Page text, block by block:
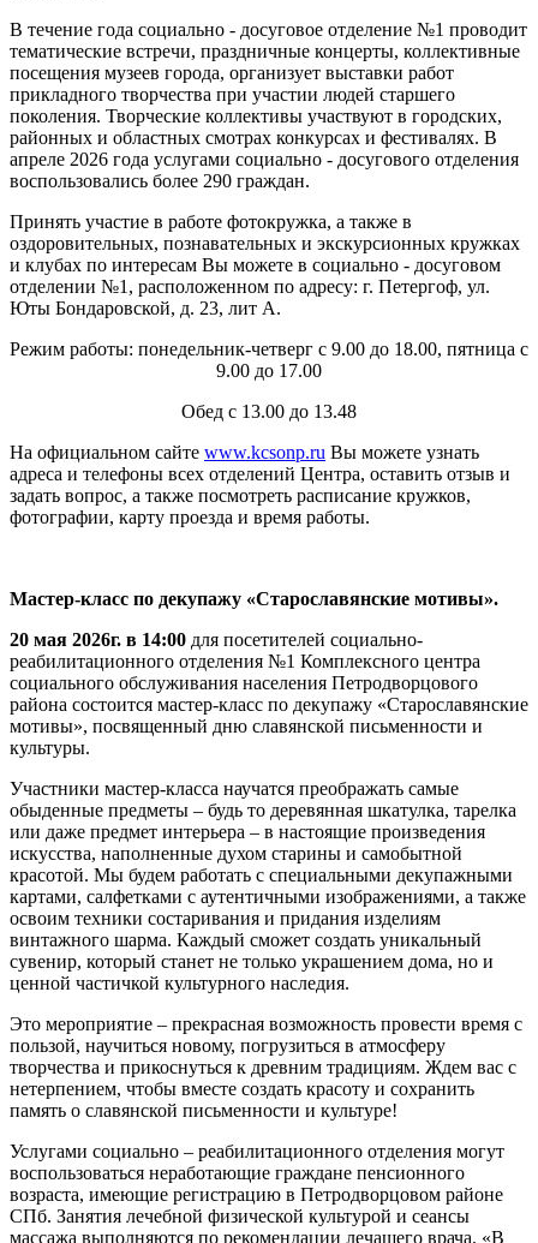
В течение года социально - досуговое отделение №1 проводит
тематические встречи, праздничные концерты, коллективные
посещения музеев города, организует выставки работ
прикладного творчества при участии людей старшего
поколения. Творческие коллективы участвуют в городских,
районных и областных смотрах конкурсах и фестивалях. В
апреле 2026 года услугами социально - досугового отделения
воспользовались более 290 граждан.
Принять участие в работе фотокружка, а также в
оздоровительных, познавательных и экскурсионных кружках
и клубах по интересам Вы можете в социально - досуговом
отделении №1, расположенном по адресу: г. Петергоф, ул.
Юты Бондаровской, д. 23, лит А.
Режим работы: понедельник-четверг с 9.00 до 18.00, пятница с
9.00 до 17.00
Обед с 13.00 до 13.48
На официальном сайте www.kcsonp.ru Вы можете узнать
адреса и телефоны всех отделений Центра, оставить отзыв и
задать вопрос, а также посмотреть расписание кружков,
фотографии, карту проезда и время работы.
Мастер-класс по декупажу «Старославянские мотивы».
20 мая 2026г. в 14:00 для посетителей социально-
реабилитационного отделения №1 Комплексного центра
социального обслуживания населения Петродворцового
района состоится мастер-класс по декупажу «Старославянские
мотивы», посвященный дню славянской письменности и
культуры.
Участники мастер-класса научатся преображать самые
обыденные предметы – будь то деревянная шкатулка, тарелка
или даже предмет интерьера – в настоящие произведения
искусства, наполненные духом старины и самобытной
красотой. Мы будем работать с специальными декупажными
картами, салфетками с аутентичными изображениями, а также
освоим техники состаривания и придания изделиям
винтажного шарма. Каждый сможет создать уникальный
сувенир, который станет не только украшением дома, но и
ценной частичкой культурного наследия.
Это мероприятие – прекрасная возможность провести время с
пользой, научиться новому, погрузиться в атмосферу
творчества и прикоснуться к древним традициям. Ждем вас с
нетерпением, чтобы вместе создать красоту и сохранить
память о славянской письменности и культуре!
Услугами социально – реабилитационного отделения могут
воспользоваться неработающие граждане пенсионного
возраста, имеющие регистрацию в Петродворцовом районе
СПб. Занятия лечебной физической культурой и сеансы
массажа выполняются по рекомендации лечащего врача. «В